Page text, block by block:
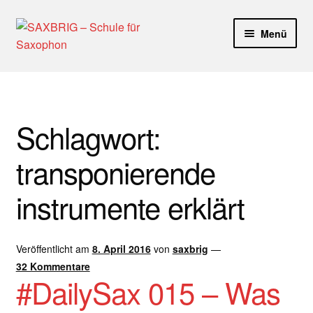
Zur
Navigation
Zum
Inhalt
Menü
Aktuelle Blog Artikel
ANMELDUNG
Dankeschön – Impro Basic Downloads (Youtube)
Datenschutz
Disclaimer
Schlagwort:
transponierende
instrumente erklärt
Veröffentlicht am 8. April 2016 von saxbrig —
32 Kommentare
#DailySax 015 – Was